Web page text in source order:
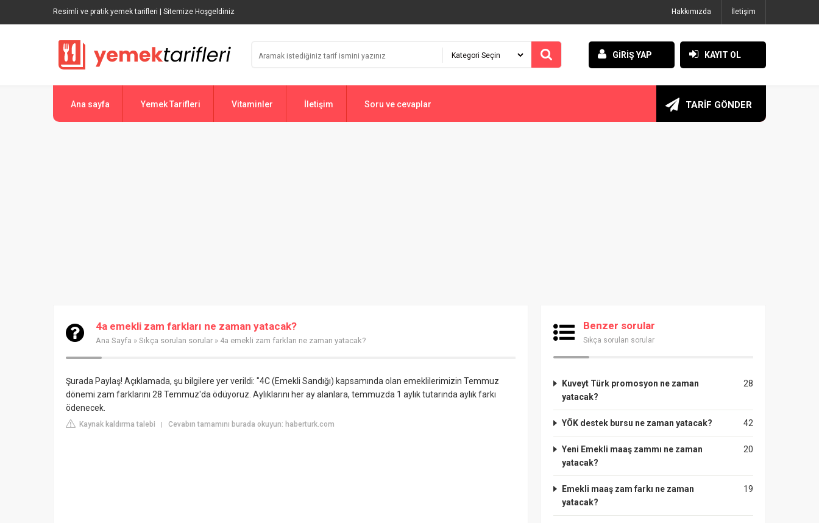
Resimli ve pratik yemek tarifleri | Sitemize Hoşgeldiniz Hakkımızda İletişim
GİRİŞ YAP KAYIT OL
Ana sayfa Yemek Tarifleri Vitaminler İletişim Soru ve cevaplar TARİF GÖNDER
4a emekli zam farkları ne zaman yatacak?
Ana Sayfa » Sıkça sorulan sorular » 4a emekli zam farkları ne zaman yatacak?
Şurada Paylaş! Açıklamada, şu bilgilere yer verildi: "4C (Emekli Sandığı) kapsamında olan emeklilerimizin Temmuz
dönemi zam farklarını 28 Temmuz'da ödüyoruz. Aylıklarını her ay alanlara, temmuzda 1 aylık tutarında aylık farkı
ödenecek.
Kaynak kaldırma talebi | Cevabın tamamını burada okuyun: haberturk.com
Benzer sorular
Sıkça sorulan sorular
28
Kuveyt Türk promosyon ne zaman
yatacak?
42
YÖK destek bursu ne zaman yatacak?
20
Yeni Emekli maaş zammı ne zaman
yatacak?
19
Emekli maaş zam farkı ne zaman
yatacak?